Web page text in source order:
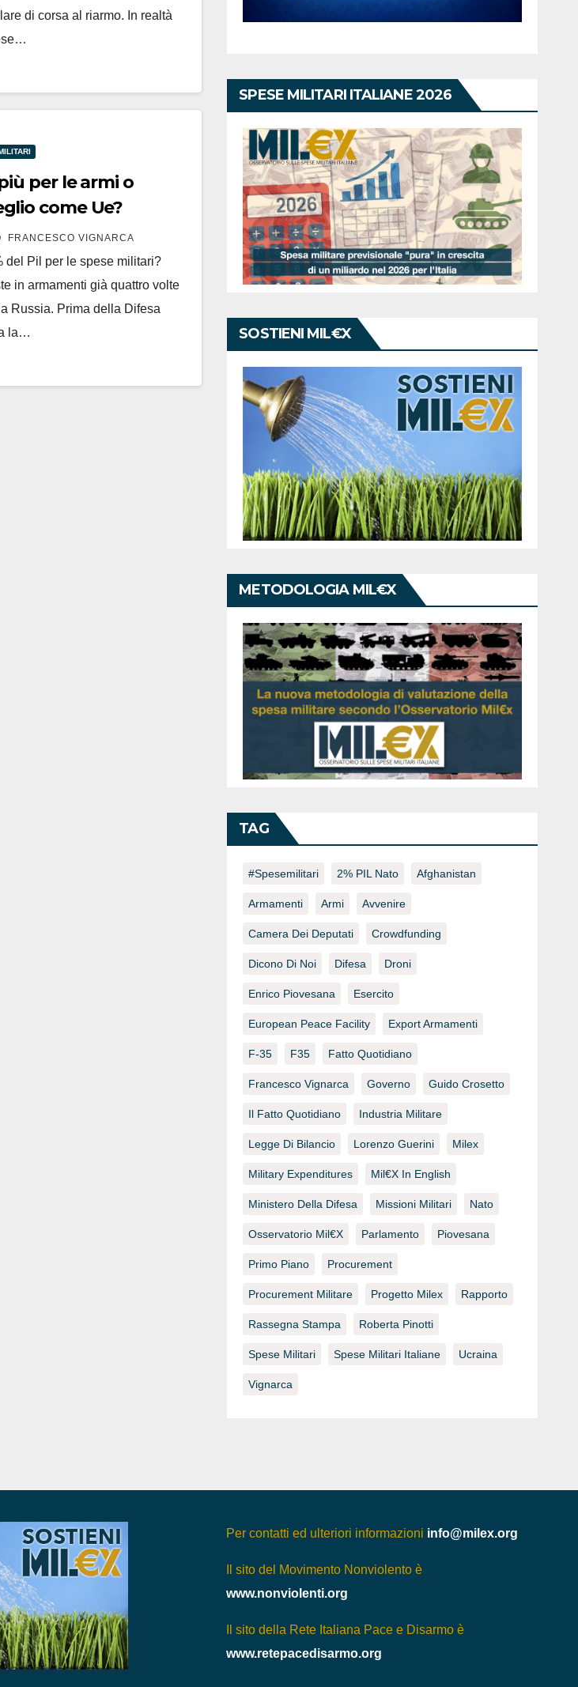
di corsa al riarmo. In realtà
per le armi o
come Ue?
FRANCESCO VIGNARCA
del Pil per le spese militari?
in armamenti già quattro volte
Russia. Prima della Difesa
la…
SPESE MILITARI ITALIANE 2026
SOSTIENI MIL€X
METODOLOGIA MIL€X
TAG
#spesemilitari 2% PIL Nato Afghanistan
Armamenti Armi Avvenire
Camera Dei Deputati Crowdfunding
Dicono Di Noi Difesa Droni
Enrico Piovesana Esercito
European Peace Facility Export Armamenti
F-35 F35 Fatto Quotidiano
Francesco Vignarca Governo Guido Crosetto
Il Fatto Quotidiano Industria Militare
Legge Di Bilancio Lorenzo Guerini Milex
Military Expenditures Mil€x In English
Ministero Della Difesa Missioni Militari Nato
Osservatorio Mil€x Parlamento Piovesana
Primo Piano Procurement
Procurement Militare Progetto Milex Rapporto
Rassegna Stampa Roberta Pinotti
Spese Militari Spese Militari Italiane Ucraina
Vignarca
Per contatti ed ulteriori informazioni info@milex.org
Il sito del Movimento Nonviolento è
www.nonviolenti.org
Il sito della Rete Italiana Pace e Disarmo è
www.retepacedisarmo.org